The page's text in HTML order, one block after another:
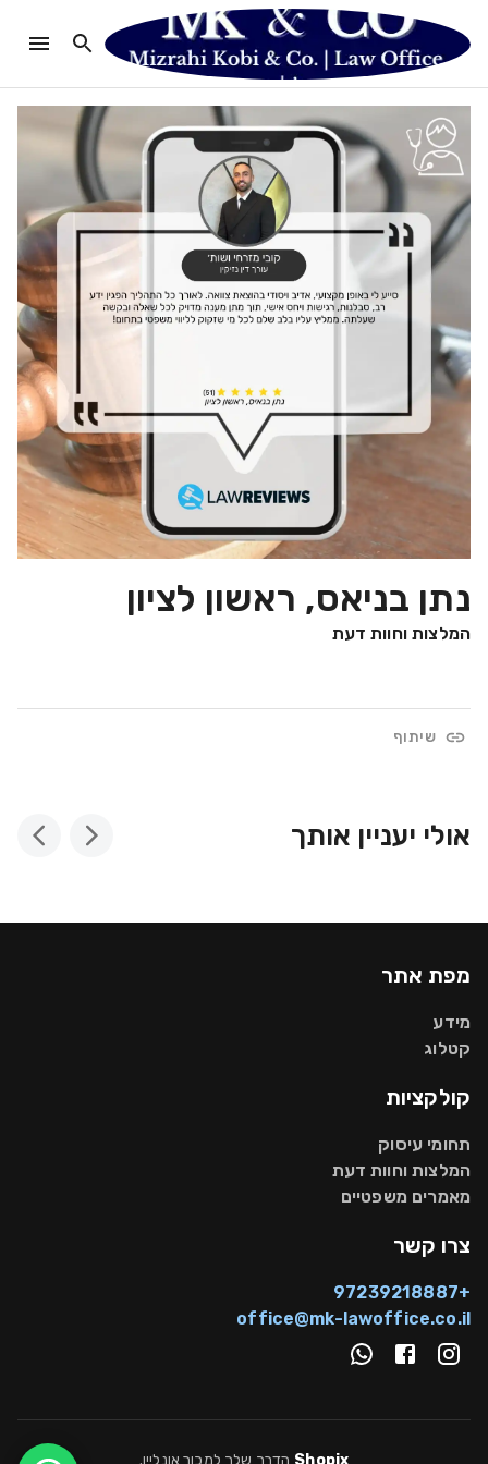
נתן בניאס, ראשון לציון
המלצות וחוות דעת
שיתוף
אולי יעניין אותך
מפת אתר
מידע
קטלוג
קולקציות
תחומי עיסוק
המלצות וחוות דעת
מאמרים משפטיים
צרו קשר
+97239218887
office@mk-lawoffice.co.il